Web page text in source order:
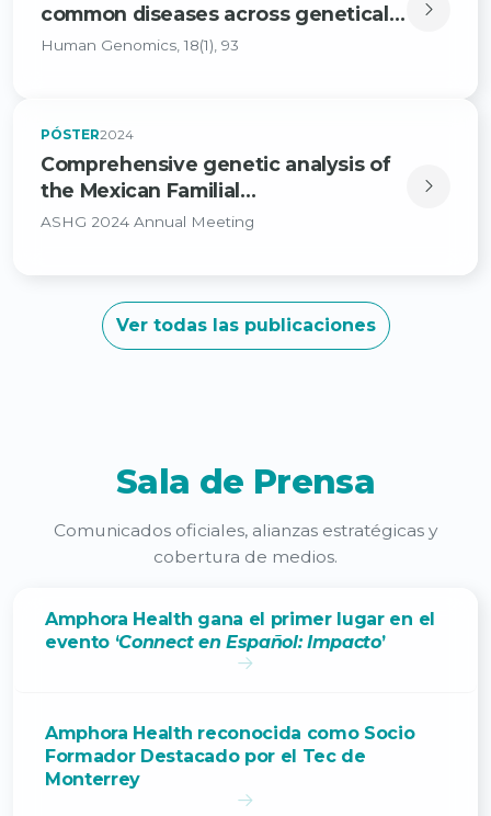
common diseases across genetically
diverse populations
Human Genomics, 18(1), 93
PÓSTER2024
Comprehensive genetic analysis of
the Mexican Familial
Hypercholesterolemia Registry
ASHG 2024 Annual Meeting
Ver todas las publicaciones
Sala de Prensa
Comunicados oficiales, alianzas estratégicas y
cobertura de medios.
Amphora Health gana el primer lugar en el
evento ‘Connect en Español: Impacto’
Amphora Health reconocida como Socio
Formador Destacado por el Tec de
Monterrey